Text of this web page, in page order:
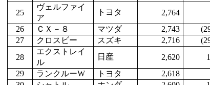
25
ヴェルファイ
ア
トヨタ 2,764
26
ＣＸ－８ マツダ 2,743
27
クロスビー スズキ 2,716
28
エクストレイ
ル
日産 2,620
29
ランクルーW トヨタ 2,618